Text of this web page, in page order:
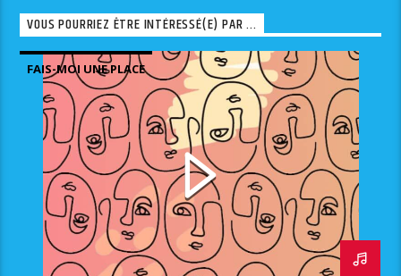
VOUS POURRIEZ ÊTRE INTÉRESSÉ(E) PAR ...
FAIS-MOI UNE PLACE